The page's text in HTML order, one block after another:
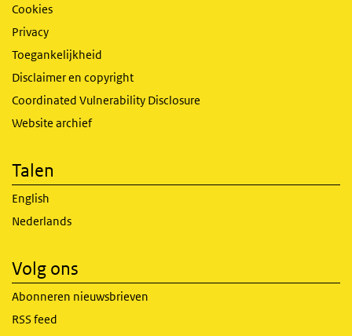
Cookies
Privacy
Toegankelijkheid
Disclaimer en copyright
Coordinated Vulnerability Disclosure
Website archief
Talen
English
Nederlands
Volg ons
Abonneren nieuwsbrieven
RSS feed